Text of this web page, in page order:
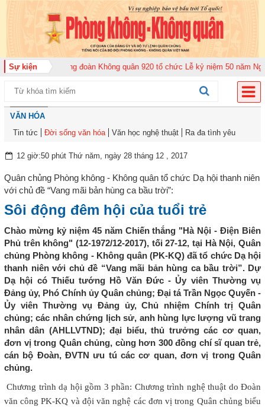
Sự kiện
2026 Trung đoàn Không quân 920 tổ chức Lễ kỷ niệm 50 năm Ngày
VĂN HÓA
Tin tức
Đời sống văn hóa Văn học nghệ thuật Ra đa tình yêu
12 giờ:50 phút Thứ năm, ngày 28 tháng 12 , 2017
Quân chủng Phòng không - Không quân tổ chức Dạ hội thanh niên
với chủ đề “Vang mãi bản hùng ca bầu trời”:
Sôi động đêm hội của tuổi trẻ
Chào mừng kỷ niệm 45 năm Chiến thắng "Hà Nội - Điện Biên
Phủ trên không" (12-1972/12-2017), tối 27-12, tại Hà Nội, Quân
chủng Phòng không - Không quân (PK-KQ) đã tổ chức Dạ hội
thanh niên với chủ đề “Vang mãi bản hùng ca bầu trời”. Dự
Dạ hội có Thiếu tướng Hồ Văn Đức - Ủy viên Thường vụ
Đảng ủy, Phó Chính ủy Quân chủng; Đại tá Trần Ngọc Quyến -
Ủy viên Thường vụ Đảng ủy, Chủ nhiệm Chính trị Quân
chủng; các nhân chứng lịch sử, anh hùng lực lượng vũ trang
nhân dân (AHLLVTND); đại biểu, thủ trưởng các cơ quan,
đơn vị trong Quân chủng, cùng hơn 300 đồng chí sĩ quan trẻ,
cán bộ Đoàn, ĐVTN ưu tú các cơ quan, đơn vị trong Quân
chủng.
Chương trình dạ hội gồm 3 phần: Chương trình nghệ thuật do Đoàn
văn công PK-KQ và đội văn nghệ các đơn vị trong Quân chủng biểu